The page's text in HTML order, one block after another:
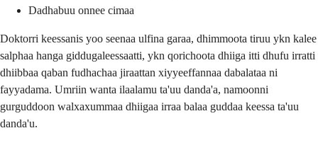
Dadhabuu onnee cimaa
Doktorri keessanis yoo seenaa ulfina garaa, dhimmoota tiruu ykn kalee
salphaa hanga giddugaleessaatti, ykn qorichoota dhiiga itti dhufu irratti
dhiibbaa qaban fudhachaa jiraattan xiyyeeffannaa dabalataa ni
fayyadama. Umriin wanta ilaalamu ta'uu danda'a, namoonni
gurguddoon walxaxummaa dhiigaa irraa balaa guddaa keessa ta'uu
danda'u.